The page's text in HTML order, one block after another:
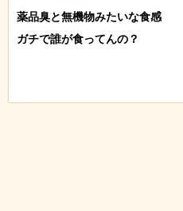
薬品臭と無機物みたいな食感
ガチで誰が食ってんの？